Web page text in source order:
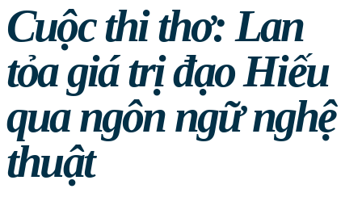
Cuộc thi thơ: Lan
tỏa giá trị đạo Hiếu
qua ngôn ngữ nghệ
thuật